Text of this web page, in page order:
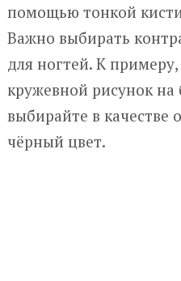
помощью тонкой
Важно выбирать
для ногтей. К
кружевной рисунок на
выбирайте в качестве
чёрный цвет.